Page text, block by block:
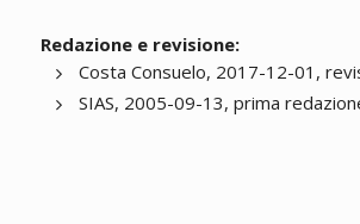
Redazione e revisione:
Costa Consuelo, 2017-12-01,
SIAS, 2005-09-13, prima